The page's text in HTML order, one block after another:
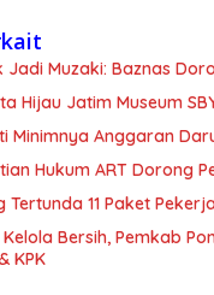
Jadi Muzaki: Baznas
Hijau Jatim Museum
Minimnya Anggaran
Hukum ART Dorong
Tertunda 11 Paket
Bersih, Pemkab
KPK